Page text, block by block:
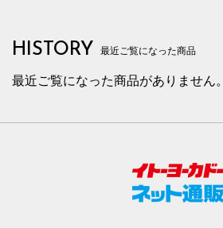
HISTORY 最近ご覧になった商品
最近ご覧になった商品がありません。